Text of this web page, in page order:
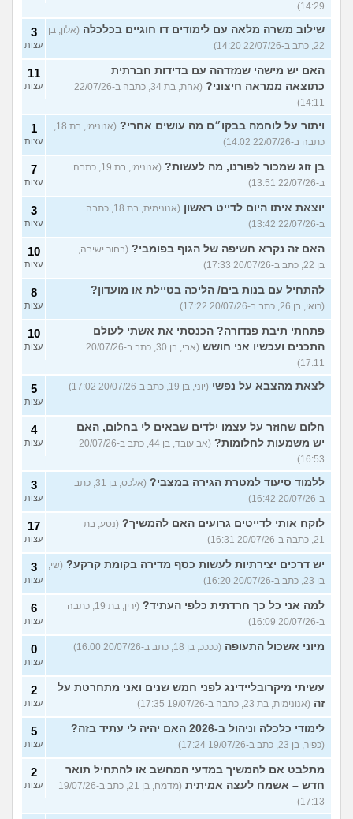
14:29)
שילוב משרה מלאה עם לימודים דו חוגיים בכלכלה (אלון, בן
22, כתב ב-22/07/26 14:20)
3
עצות
האם יש מישהי שמזדהה עם בדידות חברתית
כתוצאה ממראה חיצוני?
(אחת, בת 34, כתבה ב-22/07/26
14:11)
11
עצות
ויתור על לוחמה בבקו״ם מה עושים אחרי?
(אנונימי, בת 18,
כתבה ב-22/07/26 14:02)
1
עצות
בן זוג שמכור לפורנו, מה לעשות?
(אנונימי, בת 19, כתבה
ב-22/07/26 13:51)
7
עצות
יוצאת איתו היום לדייט ראשון
(אנונימית, בת 18, כתבה
ב-22/07/26 13:42)
3
עצות
האם זה נקרא חשיפה של הגוף בפומבי? (בחור ישיבה,
בן 22, כתב ב-20/07/26 17:33)
10
עצות
להתחיל עם בנות בים/ הליכה בטיילת או מועדון?
(רואי, בן 26, כתב ב-20/07/26 17:22)
8
עצות
פתחתי תיבת פנדורה? הכנסתי את אשתי לעולם
התכנים ועכשיו אני חושש
(אבי, בן 30, כתב ב-20/07/26
17:11)
10
עצות
לצאת מהצבא על נפשי (יוני, בן 19, כתב ב-20/07/26 17:02) 5
עצות
חלום שחוזר על עצמו ילדים שבאים לי בחלום, האם
יש משמעות לחלומות?
(אב עובד, בן 44, כתב ב-20/07/26
16:53)
4
עצות
ללמוד סיעוד למטרת הגירה במצבי?
(אלכס, בן 31, כתב
ב-20/07/26 16:42)
3
עצות
לוקח אותי לדייטים גרועים האם להמשיך? (נטע, בת
21, כתבה ב-20/07/26 16:31)
17
עצות
יש דרכים יצירתיות לעשות כסף מדירה בקומת קרקע? (שי,
בן 23, כתב ב-20/07/26 16:20)
3
עצות
למה אני כל כך חרדתית כלפי העתיד?
(ירין, בת 19, כתבה
ב-20/07/26 16:09)
6
עצות
מיוני אשכול התעופה (ככככ, בן 18, כתב ב-20/07/26 16:00) 0
עצות
עשיתי מיקרובליידינג לפני חמש שנים ואני מתחרטת על
זה (אנונימית, בת 23, כתבה ב-19/07/26 17:35)
2
עצות
לימודי כלכלה וניהול ב-2026 האם יהיה לי עתיד בזה?
(כפיר, בן 23, כתב ב-19/07/26 17:24)
5
עצות
מתלבט אם להמשיך במדעי המחשב או להתחיל תואר
חדש – אשמח לעצה אמיתית
(מדמח, בן 21, כתב ב-19/07/26
17:13)
2
עצות